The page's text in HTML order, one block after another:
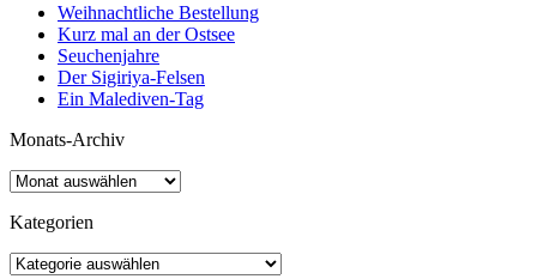
Weihnachtliche Bestellung
Kurz mal an der Ostsee
Seuchenjahre
Der Sigiriya-Felsen
Ein Malediven-Tag
Monats-Archiv
Kategorien